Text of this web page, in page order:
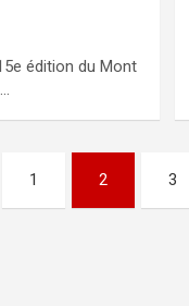
édition du Mont
1 2 3